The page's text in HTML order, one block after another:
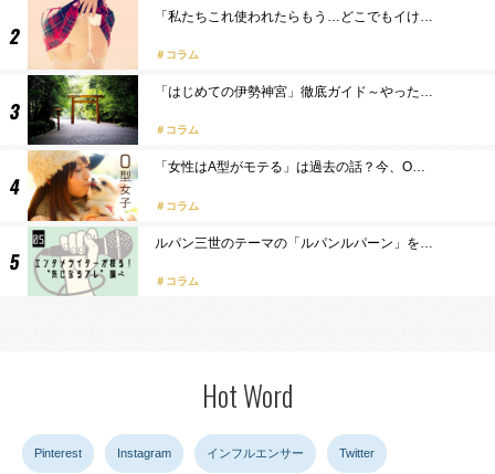
「私たちこれ使われたらもう…どこでもイけ…
コラム
「はじめての伊勢神宮」徹底ガイド～やった…
コラム
「女性はA型がモテる」は過去の話？今、O…
コラム
ルパン三世のテーマの「ルパンルパーン」を…
コラム
Hot Word
Pinterest Instagram インフルエンサー Twitter